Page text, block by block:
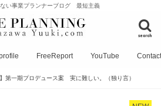
い事業プランナーブログ 最短主義
search
FreeReport YouTube
第一期プロデュース案 実に難しい。（独り言）